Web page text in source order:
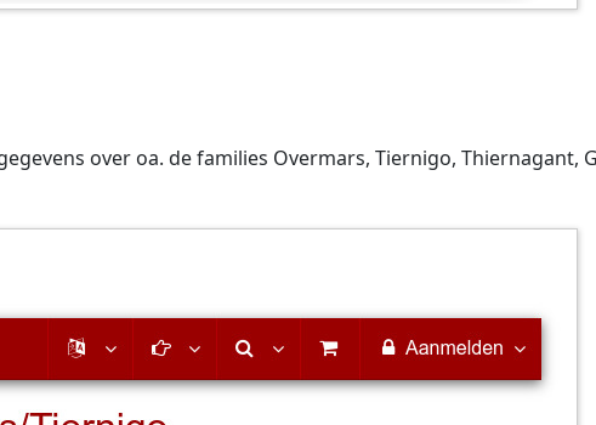
over oa. de families Overmars, Tiernigo, Thiernagant,